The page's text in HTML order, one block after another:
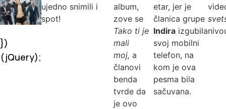
})
(jQuery);
ujedno snimili i
spot!
album,
zove se
Tako ti je
mali
moj, a
članovi
benda
tvrde da
je ovo
etar, jer je
članica grupe
Indira izgubila
svoj mobilni
telefon, na
kom je ova
pesma bila
sačuvana.